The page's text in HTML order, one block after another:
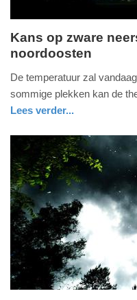
zaterdag,
10:44
Update:
09-
04-
2025
09:10
Kans op zware
noordoosten
De temperatuur zal
sommige plekken kan de
Lees verder...